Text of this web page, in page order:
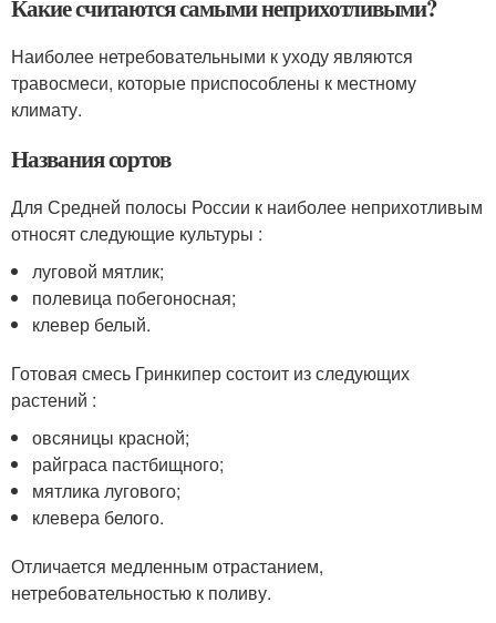
Какие считаются самыми неприхотливыми?
Наиболее нетребовательными к уходу являются
травосмеси, которые приспособлены к местному
климату.
Названия сортов
Для Средней полосы России к наиболее неприхотливым
относят следующие культуры :
луговой мятлик;
полевица побегоносная;
клевер белый.
Готовая смесь Гринкипер состоит из следующих
растений :
овсяницы красной;
райграса пастбищного;
мятлика лугового;
клевера белого.
Отличается медленным отрастанием,
нетребовательностью к поливу.